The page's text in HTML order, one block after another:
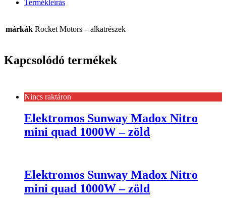
Termékleírás
márkák Rocket Motors – alkatrészek
Kapcsolódó termékek
Nincs raktáron
Elektromos Sunway Madox Nitro
mini quad 1000W – zöld
Elektromos Sunway Madox Nitro
mini quad 1000W – zöld